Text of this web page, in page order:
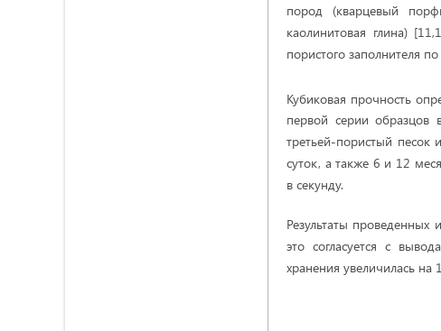
пород (кварцевый
каолинитовая глина)
пористого заполнителя
Кубиковая прочность
первой серии образцов
третьей-пористый песок
суток, а также 6 и 12
в секунду.
Результаты проведенных
это согласуется с
хранения увеличилась на